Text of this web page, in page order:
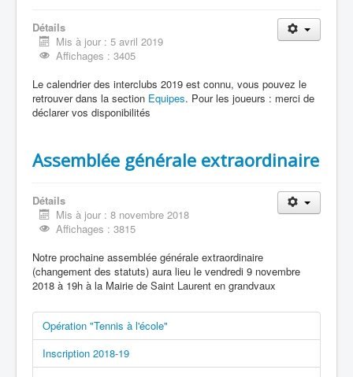
Détails
Mis à jour : 5 avril 2019
Affichages : 3405
Le calendrier des interclubs 2019 est connu, vous pouvez le
retrouver dans la section Equipes. Pour les joueurs : merci de
déclarer vos disponibilités
Assemblée générale extraordinaire
Détails
Mis à jour : 8 novembre 2018
Affichages : 3815
Notre prochaine assemblée générale extraordinaire
(changement des statuts) aura lieu le vendredi 9 novembre
2018 à 19h à la Mairie de Saint Laurent en grandvaux
Opération "Tennis à l'école"
Inscription 2018-19